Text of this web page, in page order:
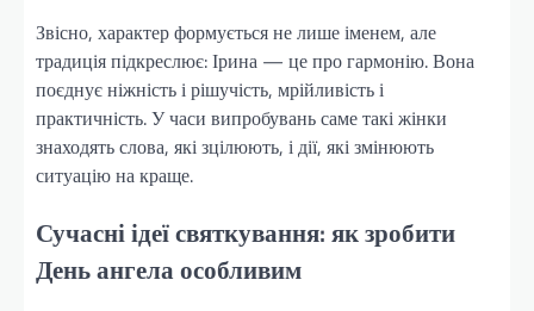
Звісно, характер формується не лише іменем, але
традиція підкреслює: Ірина — це про гармонію. Вона
поєднує ніжність і рішучість, мрійливість і
практичність. У часи випробувань саме такі жінки
знаходять слова, які зцілюють, і дії, які змінюють
ситуацію на краще.
Сучасні ідеї святкування: як зробити
День ангела особливим